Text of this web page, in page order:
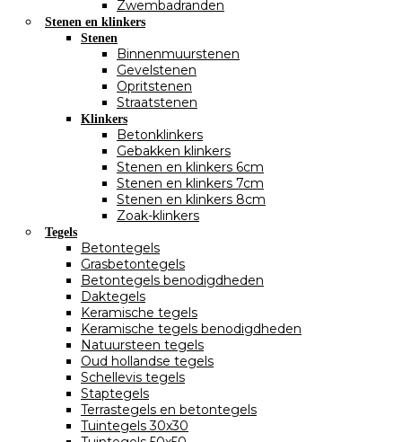
Zwembadranden
Stenen en klinkers
Stenen
Binnenmuurstenen
Gevelstenen
Opritstenen
Straatstenen
Klinkers
Betonklinkers
Gebakken klinkers
Stenen en klinkers 6cm
Stenen en klinkers 7cm
Stenen en klinkers 8cm
Zoak-klinkers
Tegels
Betontegels
Grasbetontegels
Betontegels benodigdheden
Daktegels
Keramische tegels
Keramische tegels benodigdheden
Natuursteen tegels
Oud hollandse tegels
Schellevis tegels
Staptegels
Terrastegels en betontegels
Tuintegels 30x30